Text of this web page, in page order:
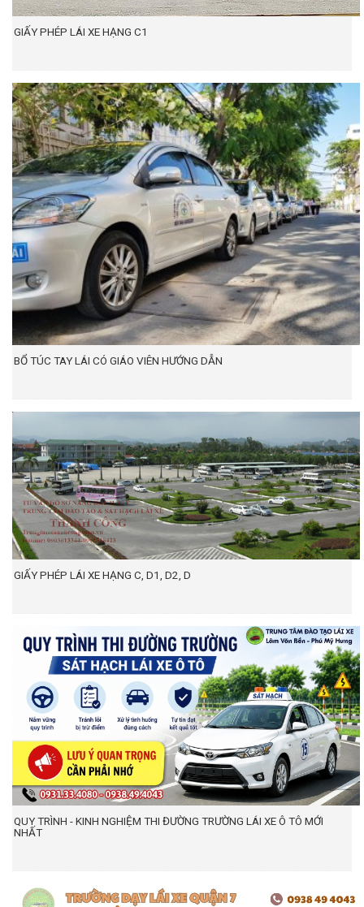
GIẤY PHÉP LÁI XE HẠNG C1
BỔ TÚC TAY LÁI CÓ GIÁO VIÊN HƯỚNG DẪN
GIẤY PHÉP LÁI XE HẠNG C, D1, D2, D
QUY TRÌNH - KINH NGHIỆM THI ĐƯỜNG TRƯỜNG LÁI XE Ô TÔ MỚI
NHẤT